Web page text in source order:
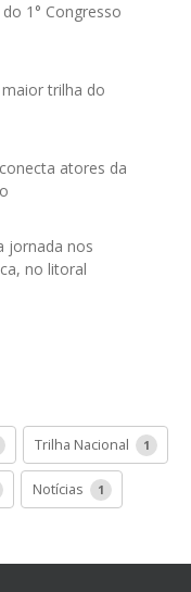
1° Congresso
trilha do
atores da
jornada nos
no litoral
Trilha Nacional 1
Notícias 1